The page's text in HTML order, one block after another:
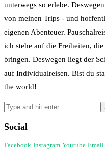
unterwegs so erlebe.
von meinen Trips - und
eigenen Abenteuer.
ich stehe auf die Freiheiten,
bringen. Deswegen liegt der
auf Individualreisen. Bist du
the world!
Social
Facebook Instagram Youtube Email